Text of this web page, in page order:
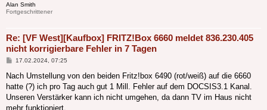
Alan Smith
Fortgeschrittener
Re: [VF West][Kaufbox] FRITZ!Box 6660 meldet 836.230.405
nicht korrigierbare Fehler in 7 Tagen
Beitrag
17.02.2024, 07:25
Nach Umstellung von den beiden Fritz!box 6490 (rot/weiß) auf die 6660
hatte (?) ich pro Tag auch gut 1 Mill. Fehler auf dem DOCSIS3.1 Kanal.
Unseren Verstärker kann ich nicht umgehen, da dann TV im Haus nicht
mehr funktioniert.